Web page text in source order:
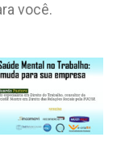
você.